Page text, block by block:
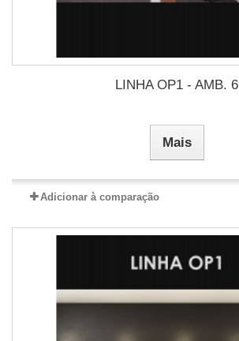
LINHA OP1 - AMB. 6
Mais
Adicionar à comparação